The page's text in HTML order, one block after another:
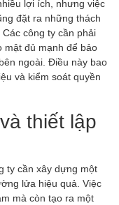
lợi ích, nhưng việc
đặt ra những thách
công ty cần phải
mật đủ mạnh để bảo
ngoài. Điều này bao
và kiểm soát quyền
thiết lập
ty cần xây dựng một
lửa hiệu quả. Việc
mà còn tạo ra một